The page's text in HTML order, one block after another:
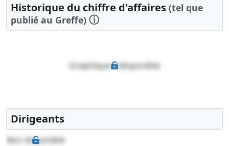
Historique du chiffre d'affaires (tel que
publié au Greffe) ⓘ
Graphique indisponible
Dirigeants
Non disponible